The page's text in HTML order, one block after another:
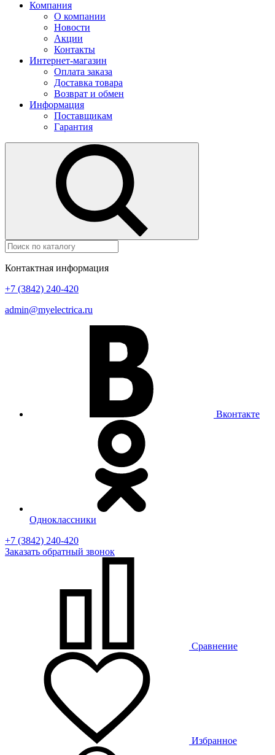
Компания
О компании
Новости
Акции
Контакты
Интернет-магазин
Оплата заказа
Доставка товара
Возврат и обмен
Информация
Поставщикам
Гарантия
Контактная информация
+7 (3842) 240-420
admin@myelectrica.ru
Вконтакте
Одноклассники
+7 (3842) 240-420
Заказать обратный звонок
Сравнение
Избранное